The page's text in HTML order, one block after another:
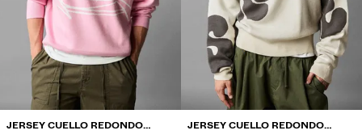
JERSEY CUELLO REDONDO
JERSEY CUELLO REDONDO